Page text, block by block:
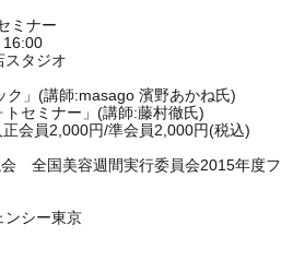
ミナー
16:00
タジオ
」 (講師:masago 濱野あかね氏)
セミナー」 (講師:藤村徹氏)
会員2,000円/準会員 2,000円(税込)
全国美容週間実行委員会2015年度フ
シー東京